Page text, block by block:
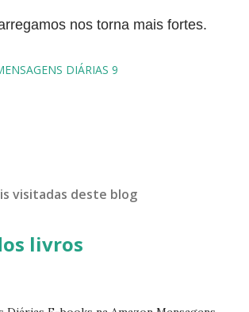
nos torna mais fortes.
DIÁRIAS 9
visitadas deste blog
livros